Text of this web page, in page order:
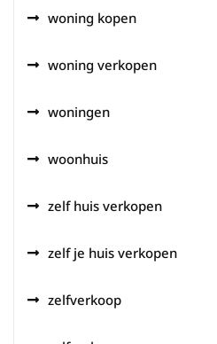
woning kopen
woning verkopen
woningen
woonhuis
zelf huis verkopen
zelf je huis verkopen
zelfverkoop